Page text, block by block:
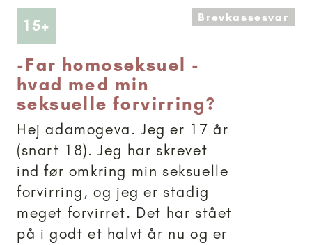
15+ Artikler anbefalet til 15+Brevkassesvar
-Far homoseksuel -
hvad med min
seksuelle forvirring?
Hej adamogeva. Jeg er 17 år
(snart 18). Jeg har skrevet
ind før omkring min seksuelle
forvirring, og jeg er stadig
meget forvirret. Det har stået
på i godt et halvt år nu og er